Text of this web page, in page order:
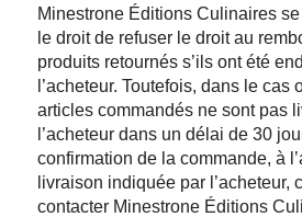
Minestrone Éditions Culinaires
le droit de refuser le droit au
produits retournés s’ils ont été
l’acheteur. Toutefois, dans le cas
articles commandés ne sont pas
l’acheteur dans un délai de 30
confirmation de la commande, à
livraison indiquée par l’acheteur,
contacter Minestrone Éditions